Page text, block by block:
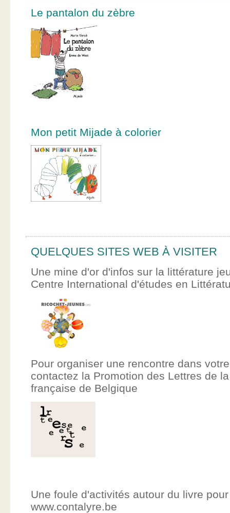
Le pantalon du zèbre
Mon petit Mijade à colorier
QUELQUES SITES WEB À VISITER
Une mine d'or d'infos sur la littérature
Centre International d'études en
Pour organiser une rencontre dans
contactez la Promotion des Lettres de
française de Belgique
Une foule d'activités autour du livre
www.contalyre.be